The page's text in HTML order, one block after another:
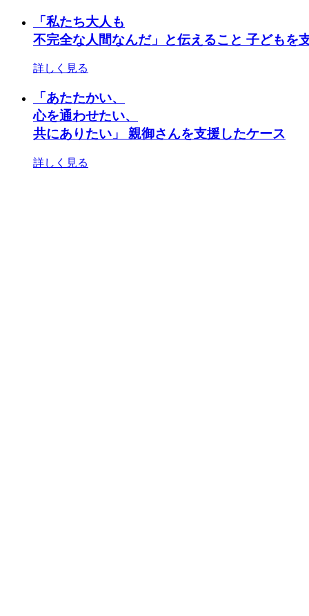
「私たち大人も
不完全な人間なんだ」と伝えること 子どもを
詳しく見る
「あたたかい、
心を通わせたい、
共にありたい」
親御さんを支援したケース
詳しく見る